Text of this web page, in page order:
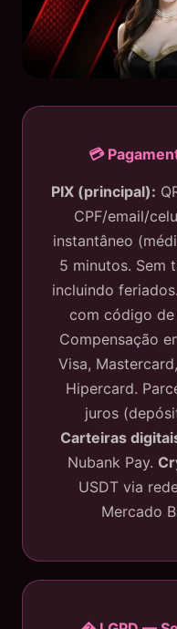
💳
PIX (principal):
CPF/email/
instantâneo
5 minutos. Sem
incluindo feriados.
com código
Compensação
Visa,
Hipercard.
juros
Carteiras
Nubank Pay.
USDT via
Mercado